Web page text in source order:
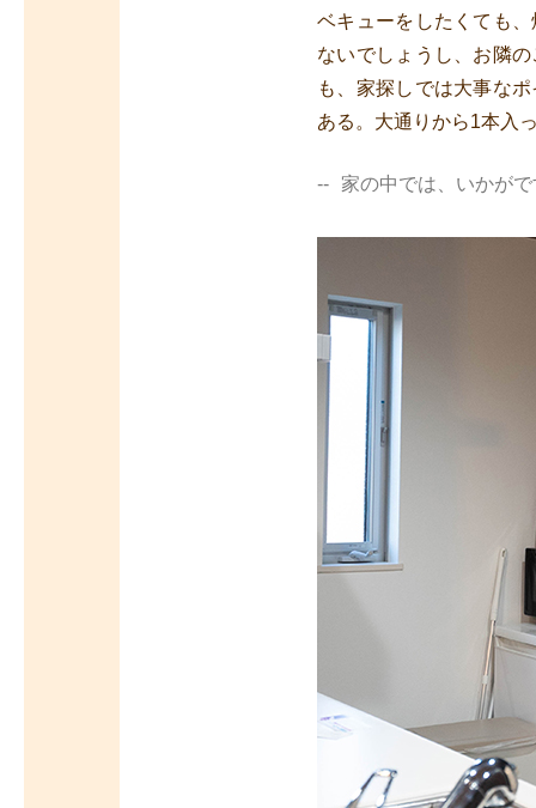
ベキューをしたくても
ないでしょうし、お隣
も、家探しでは大事な
ある。大通りから1本入
家の中では、いかが